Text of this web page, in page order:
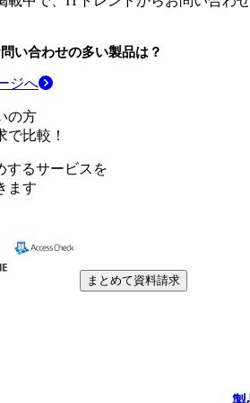
い合わせの多い製品は？
ジへ
の方
で比較！
するサービスを
ます
まとめて資料請求